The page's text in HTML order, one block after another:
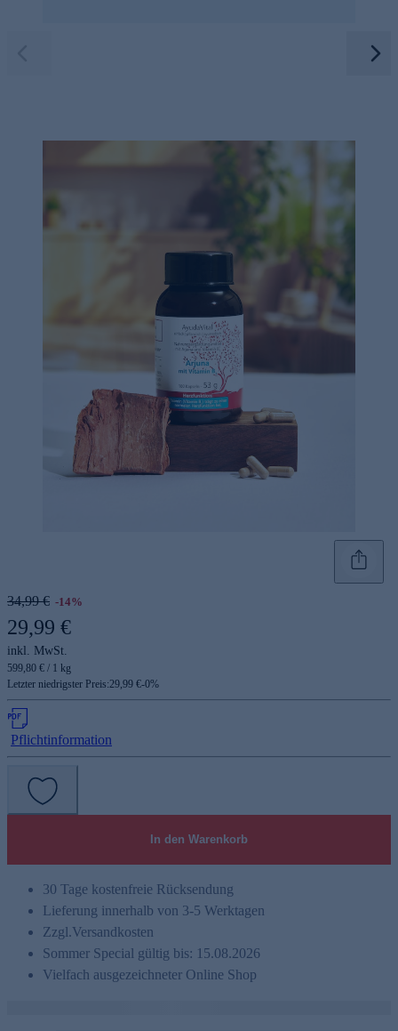
34,99 € -14%
29,99 €
inkl. MwSt.
599,80 € / 1 kg
Letzter niedrigster Preis:29,99 €-0%
Pflichtinformation
In den Warenkorb
30 Tage kostenfreie Rücksendung
Lieferung innerhalb von 3-5 Werktagen
Zzgl.Versandkosten
Sommer Special gültig bis: 15.08.2026
Vielfach ausgezeichneter Online Shop